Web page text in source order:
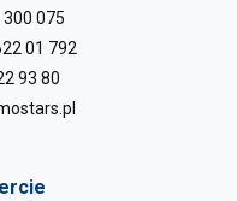
300 075
01 792
93 80